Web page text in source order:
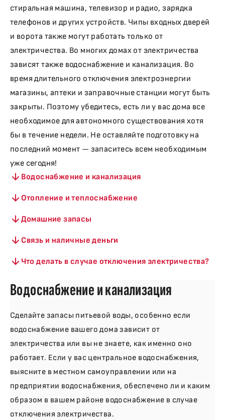
стиральная машина, телевизор и радио, зарядка
телефонов и других устройств. Чипы входных дверей
и ворота также могут работать только от
электричества. Во многих домах от электричества
зависят также водоснабжение и канализация. Во
время длительного отключения электроэнергии
магазины, аптеки и заправочные станции могут быть
закрыты. Поэтому убедитесь, есть ли у вас дома все
необходимое для автономного существования хотя
бы в течение недели. Не оставляйте подготовку на
последний момент — запаситесь всем необходимым
уже сегодня!
Водоснабжение и канализация
Отопление и теплоснабжение
Домашние запасы
Связь и наличные деньги
Что делать в случае отключения электричества?
Водоснабжение и канализация
Сделайте запасы питьевой воды, особенно если
водоснабжение вашего дома зависит от
электричества или вы не знаете, как именно оно
работает. Если у вас центральное водоснабжения,
выясните в местном самоуправлении или на
предприятии водоснабжения, обеспечено ли и каким
образом в вашем районе водоснабжение в случае
отключения электричества.